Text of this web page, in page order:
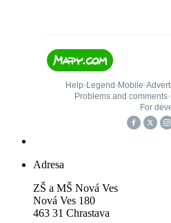
Adresa
ZŠ a MŠ Nová Ves
Nová Ves 180
463 31 Chrastava